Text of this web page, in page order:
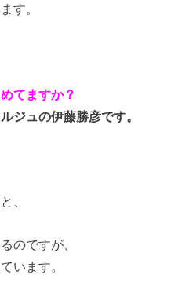
す。
てますか？
ジュの伊藤勝彦です。
、
のですが、
います。